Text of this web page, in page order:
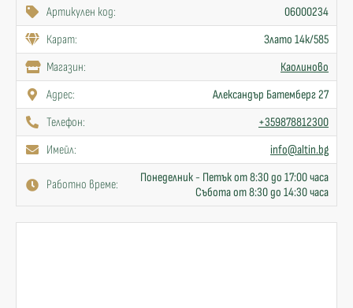
Артикулен код:
06000234
Карат:
Злато 14к/585
Mагазин:
Каолиново
Адрес:
Александър Батемберг 27
Телефон:
+359878812300
Имейл:
info@altin.bg
Работно време:
Понеделник - Петък от 8:30 до 17:00 часа
Събота от 8:30 до 14:30 часа